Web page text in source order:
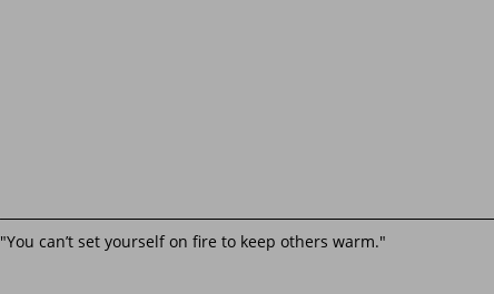
"You can’t set yourself on fire to keep others warm."